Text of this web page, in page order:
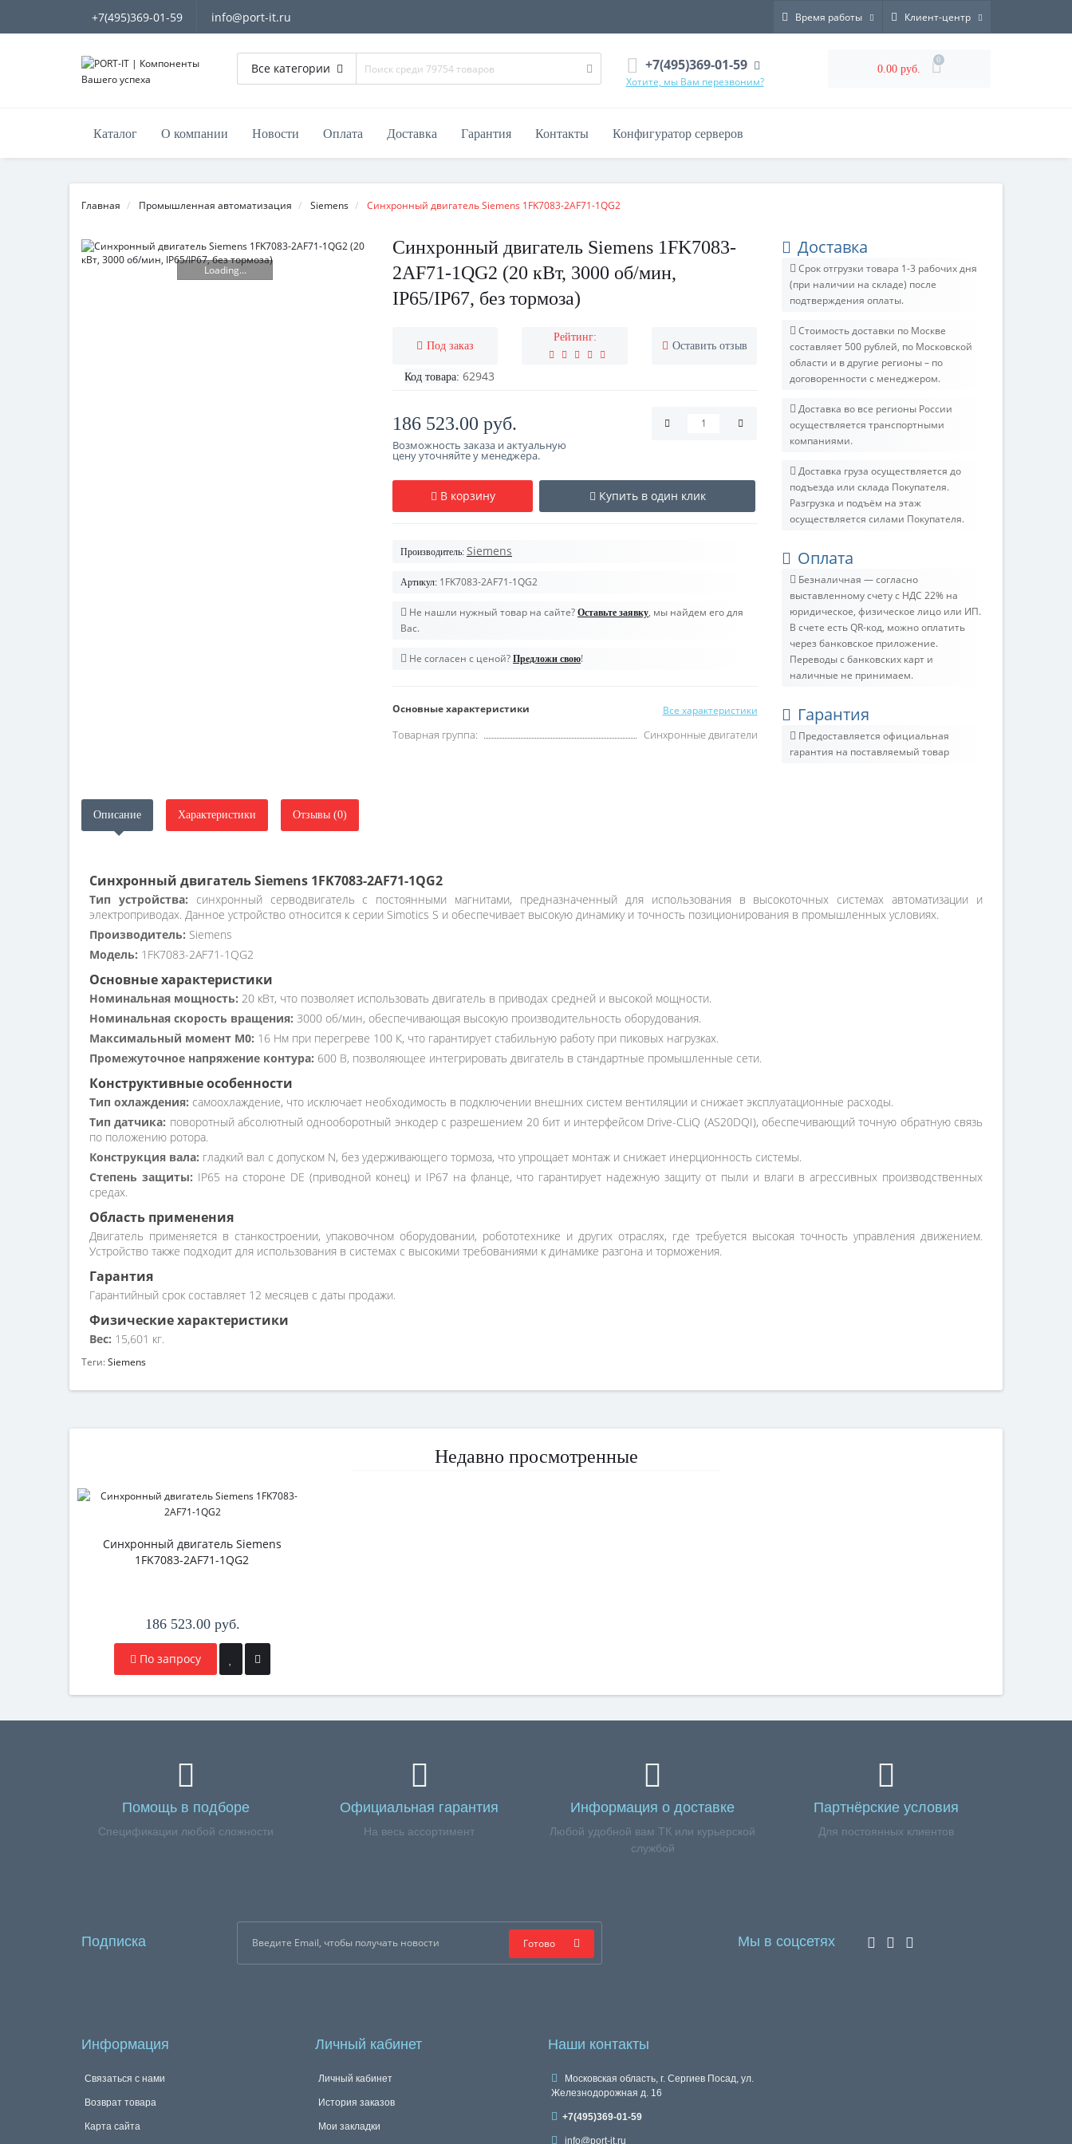
+7(495)369-01-59 info@port-it.ru Время работы Клиент-центр
Все категории +7(495)369-01-59
Хотите, мы Вам перезвоним?
0.00 руб.
0
Каталог О компании Новости Оплата Доставка Гарантия Контакты Конфигуратор серверов
Главная Промышленная автоматизация Siemens Синхронный двигатель Siemens 1FK7083-2AF71-1QG2
Loading...
Синхронный двигатель Siemens 1FK7083-
2AF71-1QG2 (20 кВт, 3000 об/мин,
IP65/IP67, без тормоза)
Под заказ
Рейтинг:
Оставить отзыв
Код товара: 62943
186 523.00 руб.
Возможность заказа и актуальную
цену уточняйте у менеджера.
В корзину Купить в один клик
Производитель: Siemens
Артикул: 1FK7083-2AF71-1QG2
Не нашли нужный товар на сайте? Оставьте заявку, мы найдем его для
Вас.
Не согласен с ценой? Предложи свою!
Основные характеристики Все характеристики
Товарная группа: Синхронные двигатели
Доставка
Срок отгрузки товара 1-3 рабочих дня
(при наличии на складе) после
подтверждения оплаты.
Стоимость доставки по Москве
составляет 500 рублей, по Московской
области и в другие регионы – по
договоренности с менеджером.
Доставка во все регионы России
осуществляется транспортными
компаниями.
Доставка груза осуществляется до
подъезда или склада Покупателя.
Разгрузка и подъём на этаж
осуществляется силами Покупателя.
Оплата
Безналичная — согласно
выставленному счету c НДС 22% на
юридическое, физическое лицо или ИП.
В счете есть QR-код, можно оплатить
через банковское приложение.
Переводы с банковских карт и
наличные не принимаем.
Гарантия
Предоставляется официальная
гарантия на поставляемый товар
Описание Характеристики Отзывы (0)
Синхронный двигатель Siemens 1FK7083-2AF71-1QG2
Тип устройства: синхронный серводвигатель с постоянными магнитами, предназначенный для использования в высокоточных системах автоматизации и
электроприводах. Данное устройство относится к серии Simotics S и обеспечивает высокую динамику и точность позиционирования в промышленных условиях.
Производитель: Siemens
Модель: 1FK7083-2AF71-1QG2
Основные характеристики
Номинальная мощность: 20 кВт, что позволяет использовать двигатель в приводах средней и высокой мощности.
Номинальная скорость вращения: 3000 об/мин, обеспечивающая высокую производительность оборудования.
Максимальный момент M0: 16 Нм при перегреве 100 К, что гарантирует стабильную работу при пиковых нагрузках.
Промежуточное напряжение контура: 600 В, позволяющее интегрировать двигатель в стандартные промышленные сети.
Конструктивные особенности
Тип охлаждения: самоохлаждение, что исключает необходимость в подключении внешних систем вентиляции и снижает эксплуатационные расходы.
Тип датчика: поворотный абсолютный однооборотный энкодер с разрешением 20 бит и интерфейсом Drive-CLiQ (AS20DQI), обеспечивающий точную обратную связь
по положению ротора.
Конструкция вала: гладкий вал с допуском N, без удерживающего тормоза, что упрощает монтаж и снижает инерционность системы.
Степень защиты: IP65 на стороне DE (приводной конец) и IP67 на фланце, что гарантирует надежную защиту от пыли и влаги в агрессивных производственных
средах.
Область применения
Двигатель применяется в станкостроении, упаковочном оборудовании, робототехнике и других отраслях, где требуется высокая точность управления движением.
Устройство также подходит для использования в системах с высокими требованиями к динамике разгона и торможения.
Гарантия
Гарантийный срок составляет 12 месяцев с даты продажи.
Физические характеристики
Вес: 15,601 кг.
Теги:Siemens
Недавно просмотренные
Синхронный двигатель Siemens
1FK7083-2AF71-1QG2
186 523.00 руб.
По запросу
Помощь в подборе
Спецификации любой сложности
Официальная гарантия
На весь ассортимент
Информация о доставке
Любой удобной вам ТК или курьерской
службой
Партнёрские условия
Для постоянных клиентов
Подписка Готово Мы в соцсетях
Информация
Связаться с нами
Возврат товара
Карта сайта
Личный кабинет
Личный кабинет
История заказов
Мои закладки
Наши контакты
Московская область, г. Сергиев Посад, ул.
Железнодорожная д. 16
+7(495)369-01-59
info@port-it.ru